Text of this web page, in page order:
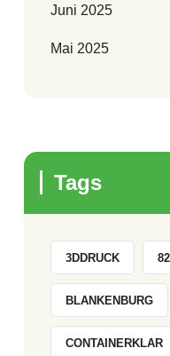
Juni 2025
Mai 2025
Tags
3DDRUCK
BLANKENBURG
CONTAINERKLAR